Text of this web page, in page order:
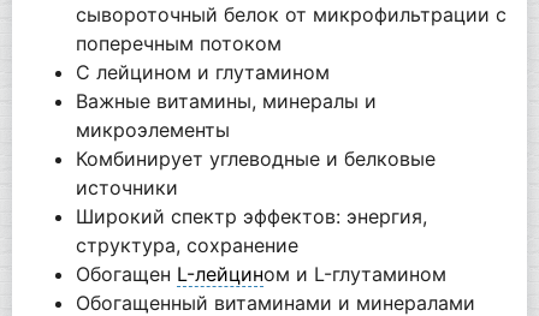
сывороточный белок от микрофильтрации с
поперечным потоком
С лейцином и глутамином
Важные витамины, минералы и
микроэлементы
Комбинирует углеводные и белковые
источники
Широкий спектр эффектов: энергия,
структура, сохранение
Обогащен L-лейцином и L-глутамином
Обогащенный витаминами и минералами